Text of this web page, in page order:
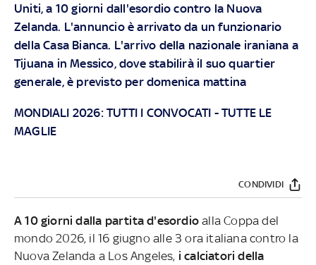
Uniti, a 10 giorni dall'esordio contro la Nuova
Zelanda. L'annuncio è arrivato da un funzionario
della Casa Bianca. L'arrivo della nazionale iraniana a
Tijuana in Messico, dove stabilirà il suo quartier
generale, è previsto per domenica mattina
MONDIALI 2026: TUTTI I CONVOCATI -TUTTE LE
MAGLIE
CONDIVIDI
A 10 giorni dalla partita d'esordioalla Coppa del
mondo 2026, il 16 giugno alle 3 ora italiana contro la
Nuova Zelanda a Los Angeles, i calciatori della